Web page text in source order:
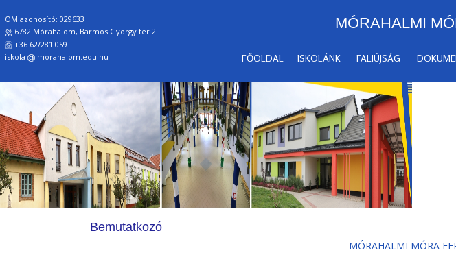
FŐOLDAL ISKOLÁNK FALIÚJSÁG
MÓRAHALMI
OM azonosító: 029633
6782 Mórahalom, Barmos György tér 2.
+36 62/281 059
iskola
morahalom.edu.hu
Bemutatkozó
MÓRAHALMI MÓRA